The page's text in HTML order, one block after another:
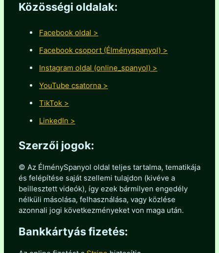
Közösségi oldalak:
Facebook oldal >
Facebook csoport (Élményspanyol) >
Instagram oldal (online_spanyol) >
YouTube csatorna >
TikTok >
LinkedIn >
Szerzői jogok:
© Az ÉlménySpanyol oldal teljes tartalma, tematikája
és felépítése saját szellemi tulajdon (kivéve a
beillesztett videók), így ezek bármilyen engedély
nélküli másolása, felhasználása, vagy közlése
azonnali jogi következményeket von maga után.
Bankkártyás fizetés: